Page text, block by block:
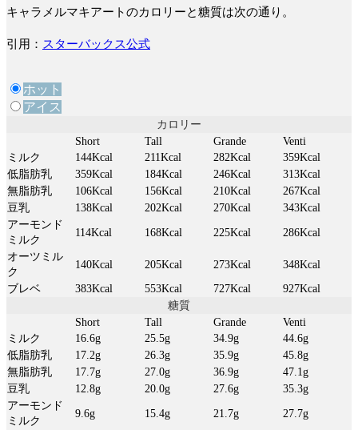
キャラメルマキアートのカロリーと糖質は次の通り。
引用： スターバックス公式
ホット
アイス
カロリー
Short
Tall Grande
Venti
ミルク
144Kcal 211Kcal 282Kcal
359Kcal
低脂肪乳
359Kcal 184Kcal 246Kcal
313Kcal
無脂肪乳
106Kcal 156Kcal 210Kcal
267Kcal
豆乳
138Kcal 202Kcal 270Kcal
343Kcal
アーモンド
ミルク
114Kcal 168Kcal 225Kcal
286Kcal
オーツミル
ク
140Kcal 205Kcal 273Kcal
348Kcal
ブレベ
383Kcal 553Kcal 727Kcal
927Kcal
糖質
Short
Tall Grande
Venti
ミルク
16.6g 25.5g 34.9g
44.6g
低脂肪乳
17.2g 26.3g 35.9g
45.8g
無脂肪乳
17.7g 27.0g 36.9g
47.1g
豆乳
12.8g 20.0g 27.6g
35.3g
アーモンド
ミルク
9.6g 15.4g 21.7g
27.7g